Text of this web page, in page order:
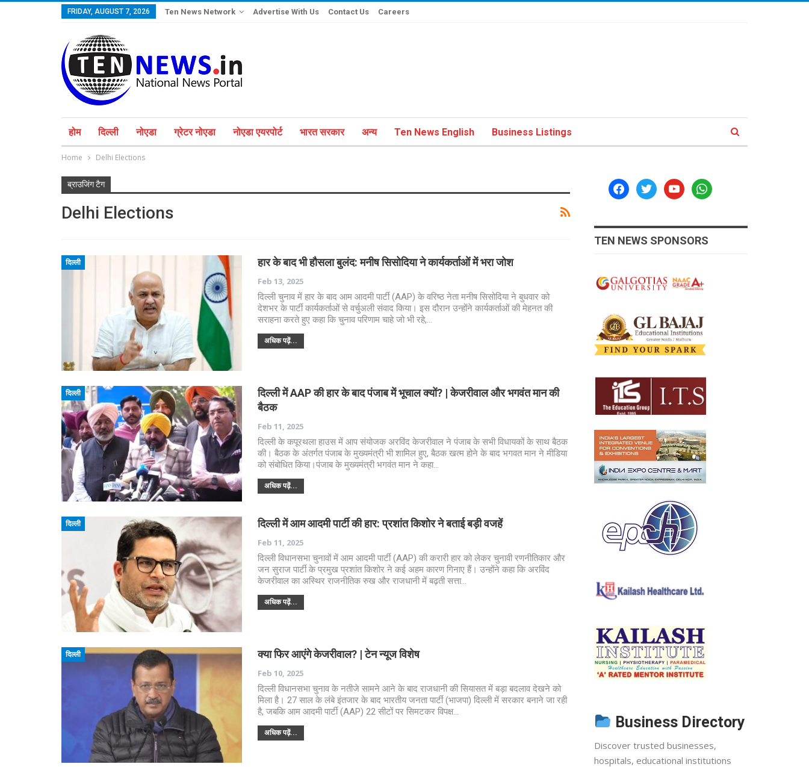
FRIDAY, AUGUST 7, 2026 Ten News Network Advertise With Us Contact Us Careers
होम दिल्ली नोएडा ग्रेटर नोएडा नोएडा एयरपोर्ट भारत सरकार अन्य Ten News English Business Listings
Home Delhi Elections
ब्राउजिंग टैग
Delhi Elections
दिल्ली हार के बाद भी हौसला बुलंद: मनीष सिसोदिया ने कार्यकर्ताओं में भरा जोश
Feb 13, 2025
दिल्ली चुनाव में हार के बाद आम आदमी पार्टी (AAP) के वरिष्ठ नेता मनीष सिसोदिया ने बुधवार को
देशभर के पार्टी कार्यकर्ताओं से वर्चुअली संवाद किया। इस दौरान उन्होंने कार्यकर्ताओं की मेहनत की
सराहना करते हुए कहा कि चुनाव परिणाम चाहे जो भी रहे,…
अधिक पढ़ें...
दिल्ली
दिल्ली में AAP की हार के बाद पंजाब में भूचाल क्यों? | केजरीवाल और भगवंत मान की
बैठक
Feb 11, 2025
दिल्ली के कपूरथला हाउस में आप संयोजक अरविंद केजरीवाल ने पंजाब के सभी विधायकों के साथ बैठक
की। बैठक के अंतर्गत पंजाब के मुख्यमंत्री भी शामिल हुए, बैठक खत्म होने के बाद भगवत मान ने मीडिया
को संबोधित किया।पंजाब के मुख्यमंत्री भगवंत मान ने कहा…
अधिक पढ़ें...
दिल्ली दिल्ली में आम आदमी पार्टी की हार: प्रशांत किशोर ने बताई बड़ी वजहें
Feb 11, 2025
दिल्ली विधानसभा चुनावों में आम आदमी पार्टी (AAP) की करारी हार को लेकर चुनावी रणनीतिकार और
जन सुराज पार्टी के प्रमुख प्रशांत किशोर ने कई अहम कारण गिनाए हैं। उन्होंने कहा कि अरविंद
केजरीवाल का अस्थिर राजनीतिक रुख और राजधानी में बढ़ती सत्ता…
अधिक पढ़ें...
दिल्ली क्या फिर आएंगे केजरीवाल? | टेन न्यूज विशेष
Feb 10, 2025
दिल्ली विधानसभा चुनाव के नतीजे सामने आने के बाद राजधानी की सियासत में बड़ा बदलाव देखने को
मिला है। 27 साल के लंबे इंतजार के बाद भारतीय जनता पार्टी (भाजपा) दिल्ली में सरकार बनाने जा रही
है, जबकि आम आदमी पार्टी (AAP) 22 सीटों पर सिमटकर विपक्ष…
अधिक पढ़ें...
facebooktwitteryoutubewhatsapp
TEN NEWS SPONSORS
Business Directory
Discover trusted businesses,
hospitals, educational institutions